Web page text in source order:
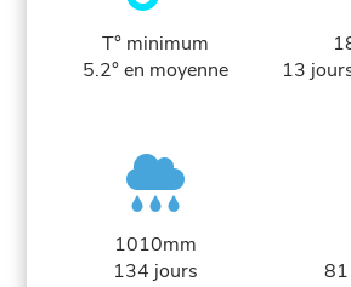
T° minimum
5.2° en moyenne
13
1010mm
134 jours
81